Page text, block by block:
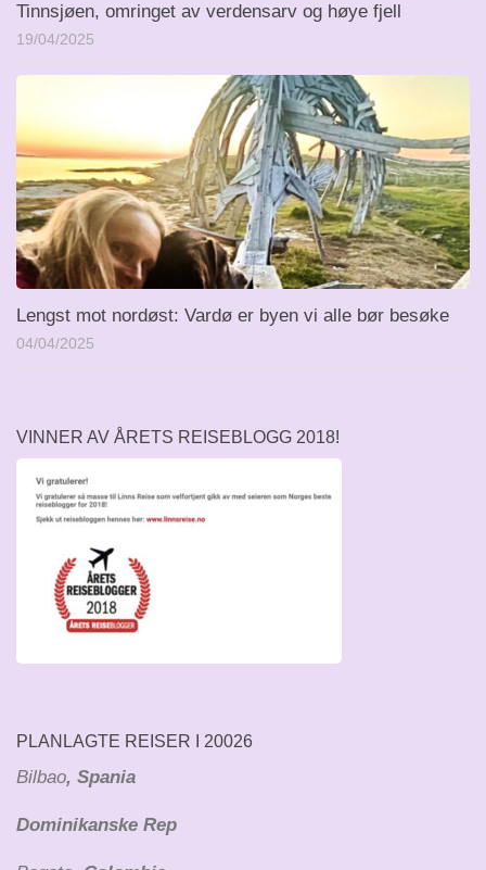
Tinnsjøen, omringet av verdensarv og høye fjell
19/04/2025
Lengst mot nordøst: Vardø er byen vi alle bør besøke
04/04/2025
VINNER AV ÅRETS REISEBLOGG 2018!
PLANLAGTE REISER I 20026
Bilbao, Spania
Dominikanske Rep